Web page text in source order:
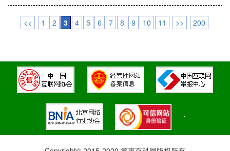
<< 1 2 3 4 5 6 7 8 9 10 11 >> 200